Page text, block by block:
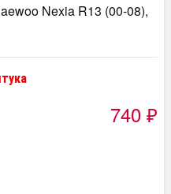
Nexia R13 (00-08),
740 ₽